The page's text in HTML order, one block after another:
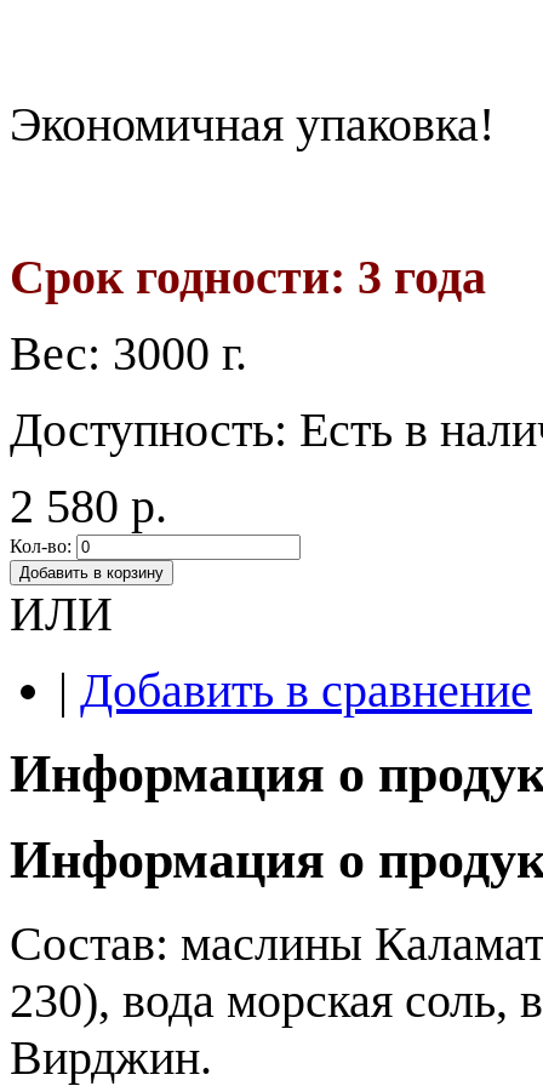
Экономичная упаковка!
Срок годности: 3 года
Вес: 3000 г.
Доступность: Есть в
2 580 р.
Кол-во:
Добавить в корзину
ИЛИ
| Добавить в сравнение
Информация о
Информация о
Состав: маслины
230), вода морская соль,
Вирджин.